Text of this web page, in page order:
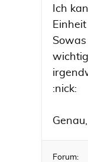
Ich
:nick:
Forum: